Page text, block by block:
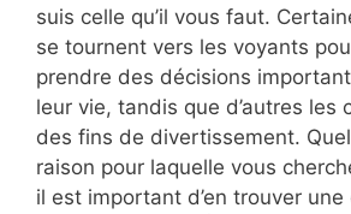
suis celle qu’il vous faut.
se tournent vers les voyants
prendre des décisions
leur vie, tandis que d’autres les
des fins de divertissement.
raison pour laquelle vous
il est important d’en trouver